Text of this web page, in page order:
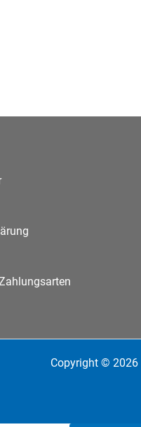
Copyright © 2026